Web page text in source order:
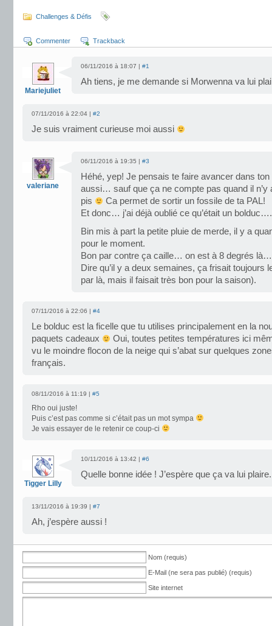
Challenges & Défis
Commenter Trackback
Mariejuliet
06/11/2016 à 18:07 | #1
Ah tiens, je me demande si Morwenna va lui
07/11/2016 à 22:04 | #2
Je suis vraiment curieuse moi aussi
valeriane
06/11/2016 à 19:35 | #3
Héhé, yep! Je pensais te faire avancer dans
aussi… sauf que ça ne compte pas quand il
pis
Ca permet de sortir un fossile de ta PAL!
Et donc… j’ai déjà oublié ce qu’était un
Bin mis à part la petite pluie de merde, il y a
pour le moment.
Bon par contre ça caille… on est à 8 degrés
Dire qu’il y a deux semaines, ça frisait
par là, mais il faisait très bon pour la saison).
07/11/2016 à 22:06 | #4
Le bolduc est la ficelle que tu utilises principalement en la
paquets cadeaux
Oui, toutes petites températures ici
vu le moindre flocon de la neige qui s’abat sur quelques
français.
08/11/2016 à 11:19 | #5
Rho oui juste!
Puis c’est pas comme si c’était pas un mot sympa
Je vais essayer de le retenir ce coup-ci
Tigger Lilly
10/11/2016 à 13:42 | #6
Quelle bonne idée ! J’espère que ça va lui plaire.
13/11/2016 à 19:39 | #7
Ah, j’espère aussi !
Nom (requis)
E-Mail (ne sera pas publié) (requis)
Site internet